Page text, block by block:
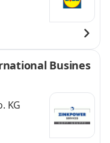
Busines
KG